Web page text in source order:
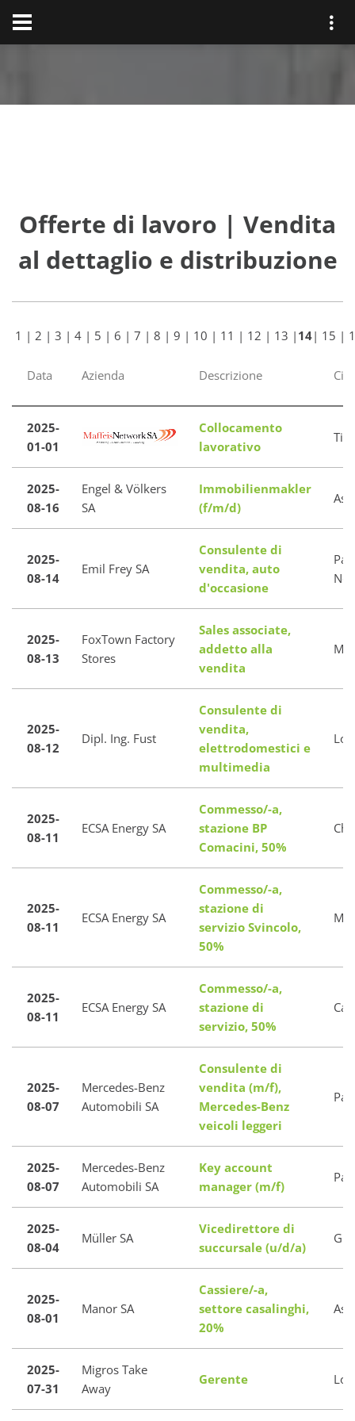
Offerte di lavoro | Vendita
al dettaglio e distribuzione
1 | 2 | 3 | 4 | 5 | 6 | 7 | 8 | 9 | 10 | 11 | 12 | 13 | 14| 15 |
Data Azienda Descrizione
2025-
01-01
Collocamento
lavorativo
2025-
08-16
Engel & Völkers
SA
Immobilienmakler
(f/m/d)
2025-
08-14
Emil Frey SA
Consulente di
vendita, auto
d'occasione
2025-
08-13
FoxTown Factory
Stores
Sales associate,
addetto alla
vendita
2025-
08-12
Dipl. Ing. Fust
Consulente di
vendita,
elettrodomestici e
multimedia
2025-
08-11
ECSA Energy SA
Commesso/-a,
stazione BP
Comacini, 50%
2025-
08-11
ECSA Energy SA
Commesso/-a,
stazione di
servizio Svincolo,
50%
2025-
08-11
ECSA Energy SA
Commesso/-a,
stazione di
servizio, 50%
2025-
08-07
Mercedes-Benz
Automobili SA
Consulente di
vendita (m/f),
Mercedes-Benz
veicoli leggeri
2025-
08-07
Mercedes-Benz
Automobili SA
Key account
manager (m/f)
2025-
08-04
Müller SA
Vicedirettore di
succursale (u/d/a)
2025-
08-01
Manor SA
Cassiere/-a,
settore casalinghi,
20%
2025-
07-31
Migros Take
Away
Gerente